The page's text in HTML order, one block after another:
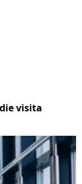
visita